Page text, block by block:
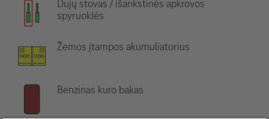
Dujų stovas / išankstinės apkrovos
spyruoklės
Žemos įtampos akumuliatorius
Benzinas kuro bakas